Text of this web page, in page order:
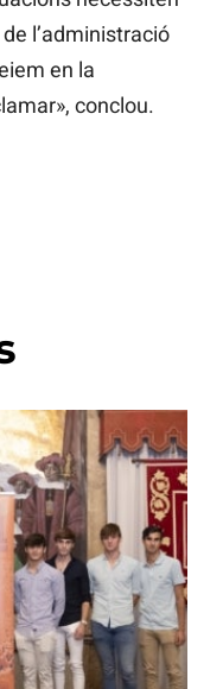
l’administració
en la
conclou.